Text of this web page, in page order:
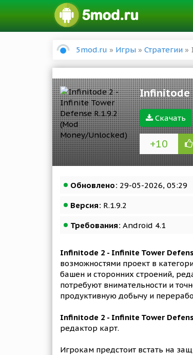
5mod.ru » Игры » Стратегии »
Infinitode
Скачать
+10
Обновлено: 29-05-2026, 05:29
Версия: R.1.9.2
Требования: Android 4.1
Infinitode 2 - Infinite Tower
возможностями проект в
башен и сторонних строений,
потребуют внимательности и
продуктивную добычу и
Infinitode 2 - Infinite Tower
редактор карт.
Игрокам предстоит встать на